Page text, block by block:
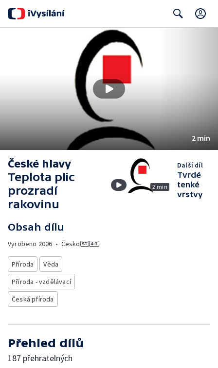
2 min
České hlavy
Teplota plic
prozradí
rakovinu
Obsah dílu
Vyrobeno 2006 • Česko
Příroda
Věda
Příroda - vzdělávací
Česká příroda
2 min
Další díl
Tvrdé
tenké
vrstvy
Přehled dílů
187 přehratelných